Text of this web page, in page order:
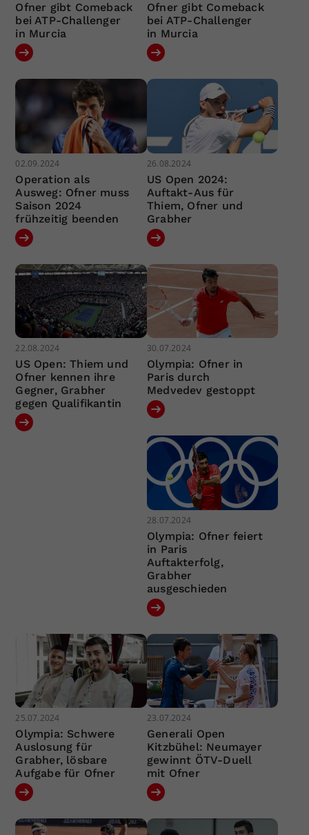
Ofner gibt Comeback
bei ATP-Challenger
in Murcia
Ofner gibt Comeback
bei ATP-Challenger
in Murcia
02.09.2024
Operation als
Ausweg: Ofner muss
Saison 2024
frühzeitig beenden
26.08.2024
US Open 2024:
Auftakt-Aus für
Thiem, Ofner und
Grabher
22.08.2024
US Open: Thiem und
Ofner kennen ihre
Gegner, Grabher
gegen Qualifikantin
30.07.2024
Olympia: Ofner in
Paris durch
Medvedev gestoppt
28.07.2024
Olympia: Ofner feiert
in Paris
Auftakterfolg,
Grabher
ausgeschieden
25.07.2024
Olympia: Schwere
Auslosung für
Grabher, lösbare
Aufgabe für Ofner
23.07.2024
Generali Open
Kitzbühel: Neumayer
gewinnt ÖTV-Duell
mit Ofner